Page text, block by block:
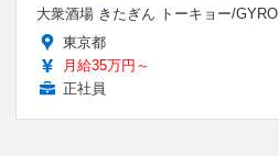
大衆酒場 きたぎん トーキョー/
東京都
月給35万円～
正社員